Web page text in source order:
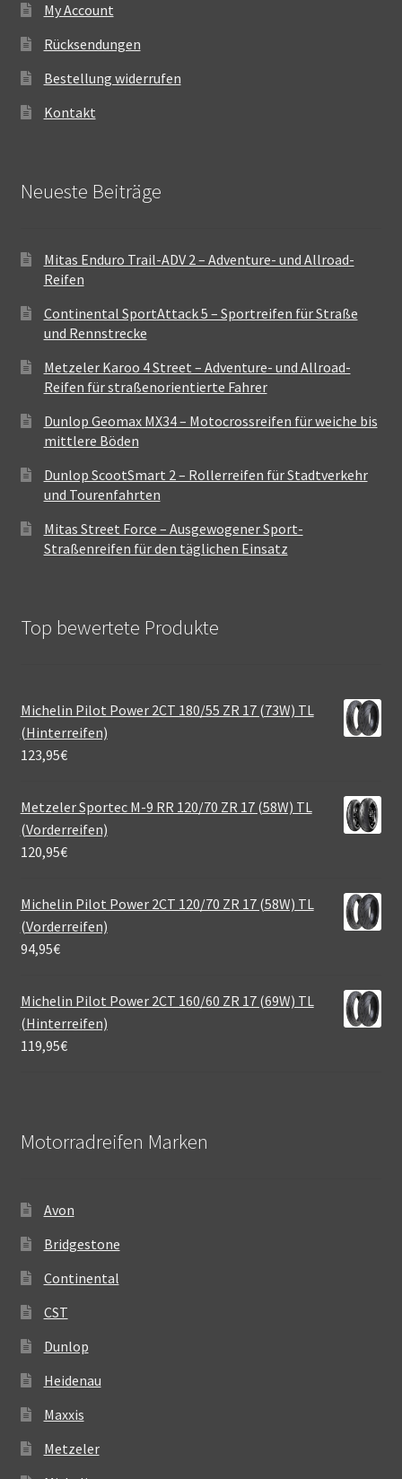
My Account
Rücksendungen
Bestellung widerrufen
Kontakt
Neueste Beiträge
Mitas Enduro Trail-ADV 2 – Adventure- und Allroad-
Reifen
Continental SportAttack 5 – Sportreifen für Straße
und Rennstrecke
Metzeler Karoo 4 Street – Adventure- und Allroad-
Reifen für straßenorientierte Fahrer
Dunlop Geomax MX34 – Motocrossreifen für weiche bis
mittlere Böden
Dunlop ScootSmart 2 – Rollerreifen für Stadtverkehr
und Tourenfahrten
Mitas Street Force – Ausgewogener Sport-
Straßenreifen für den täglichen Einsatz
Top bewertete Produkte
Michelin Pilot Power 2CT 180/55 ZR 17 (73W) TL
(Hinterreifen)
123,95€
Metzeler Sportec M-9 RR 120/70 ZR 17 (58W) TL
(Vorderreifen)
120,95€
Michelin Pilot Power 2CT 120/70 ZR 17 (58W) TL
(Vorderreifen)
94,95€
Michelin Pilot Power 2CT 160/60 ZR 17 (69W) TL
(Hinterreifen)
119,95€
Motorradreifen Marken
Avon
Bridgestone
Continental
CST
Dunlop
Heidenau
Maxxis
Metzeler